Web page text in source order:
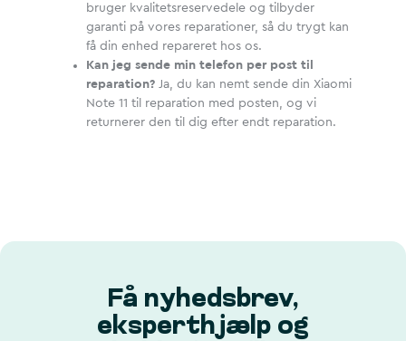
bruger kvalitetsreservedele og tilbyder
garanti på vores reparationer, så du trygt kan
få din enhed repareret hos os.
Kan jeg sende min telefon per post til
reparation? Ja, du kan nemt sende din Xiaomi
Note 11 til reparation med posten, og vi
returnerer den til dig efter endt reparation.
Få nyhedsbrev,
eksperthjælp og